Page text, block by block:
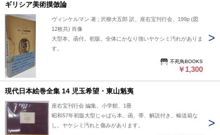
ギリシア美術摸倣論
ヴィンケルマン 著 ; 沢柳大五郎 訳、座右宝刊行会、199p (図
12枚共) 肖像
大型本。函付。初版。全体にかなり強いヤケシミ汚れがありま
す。
不死鳥BOOKS
￥1,300
現代日本絵巻全集 14 児玉希望・東山魁夷
座右宝刊行会 編集、小学館、1冊
昭和57年初版大型じゃばら本。函、帯、解説付き。輸送箱な
し。ヤケシミ汚れと傷みがあります。